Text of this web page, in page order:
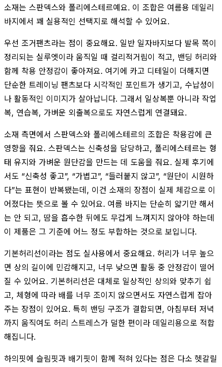
소재는 스판덱스와 폴리에스테르예요. 이 조합은 여름용 데일리
바지에서 꽤 실용적인 선택지로 해석할 수 있어요.
우선 조거팬츠라는 점이 중요해요. 일반 일자바지보다 발목 쪽이
정리되는 실루엣이라 움직일 때 걸리적거림이 적고, 밴딩 허리와
함께 착용 안정감이 좋아져요. 여기에 카고 디테일이 더해지면
단순한 트레이닝 팬츠보다 시각적인 포인트가 생기고, 수납성이
나 활동적인 이미지가 살아납니다. 그래서 일상복뿐 아니라 작업
복, 연습복, 가벼운 외출복으로도 자연스럽게 연결돼요.
소재 측면에서 스판덱스와 폴리에스테르의 조합은 착용감에 큰
영향을 줘요. 스판덱스는 신축성을 담당하고, 폴리에스테르는 형
태 유지와 가벼운 원단감을 만드는 데 도움을 줘요. 실제 후기에
서도 “신축성 좋고”, “가볍고”, “들러붙지 않고”, “원단이 시원하
다”는 표현이 반복됐는데, 이건 소재의 장점이 실제 체감으로 이
어졌다는 뜻으로 볼 수 있어요. 여름 바지는 단순히 얇기만 해서
는 안 되고, 땀을 흡수한 뒤에도 무겁게 느껴지지 않아야 하는데
이 제품은 그 기준에 어느 정도 부합하는 것으로 보입니다.
기본허리선이라는 점도 실사용에서 중요해요. 허리가 너무 높으
면 상의 길이에 민감해지고, 너무 낮으면 활동 중 안정감이 떨어
질 수 있어요. 기본허리선은 대체로 일상적인 상의와 맞추기 쉽
고, 체형에 따라 배를 너무 조이지 않으면서도 자연스럽게 잡아
주는 장점이 있어요. 특히 밴딩 구조가 결합되면, 아침부터 저녁
까지 움직여도 허리 스트레스가 덜한 편이라 데일리용으로 적합
해집니다.
하의핏에 슬림핏과 배기핏이 함께 적혀 있다는 점은 다소 헷갈릴